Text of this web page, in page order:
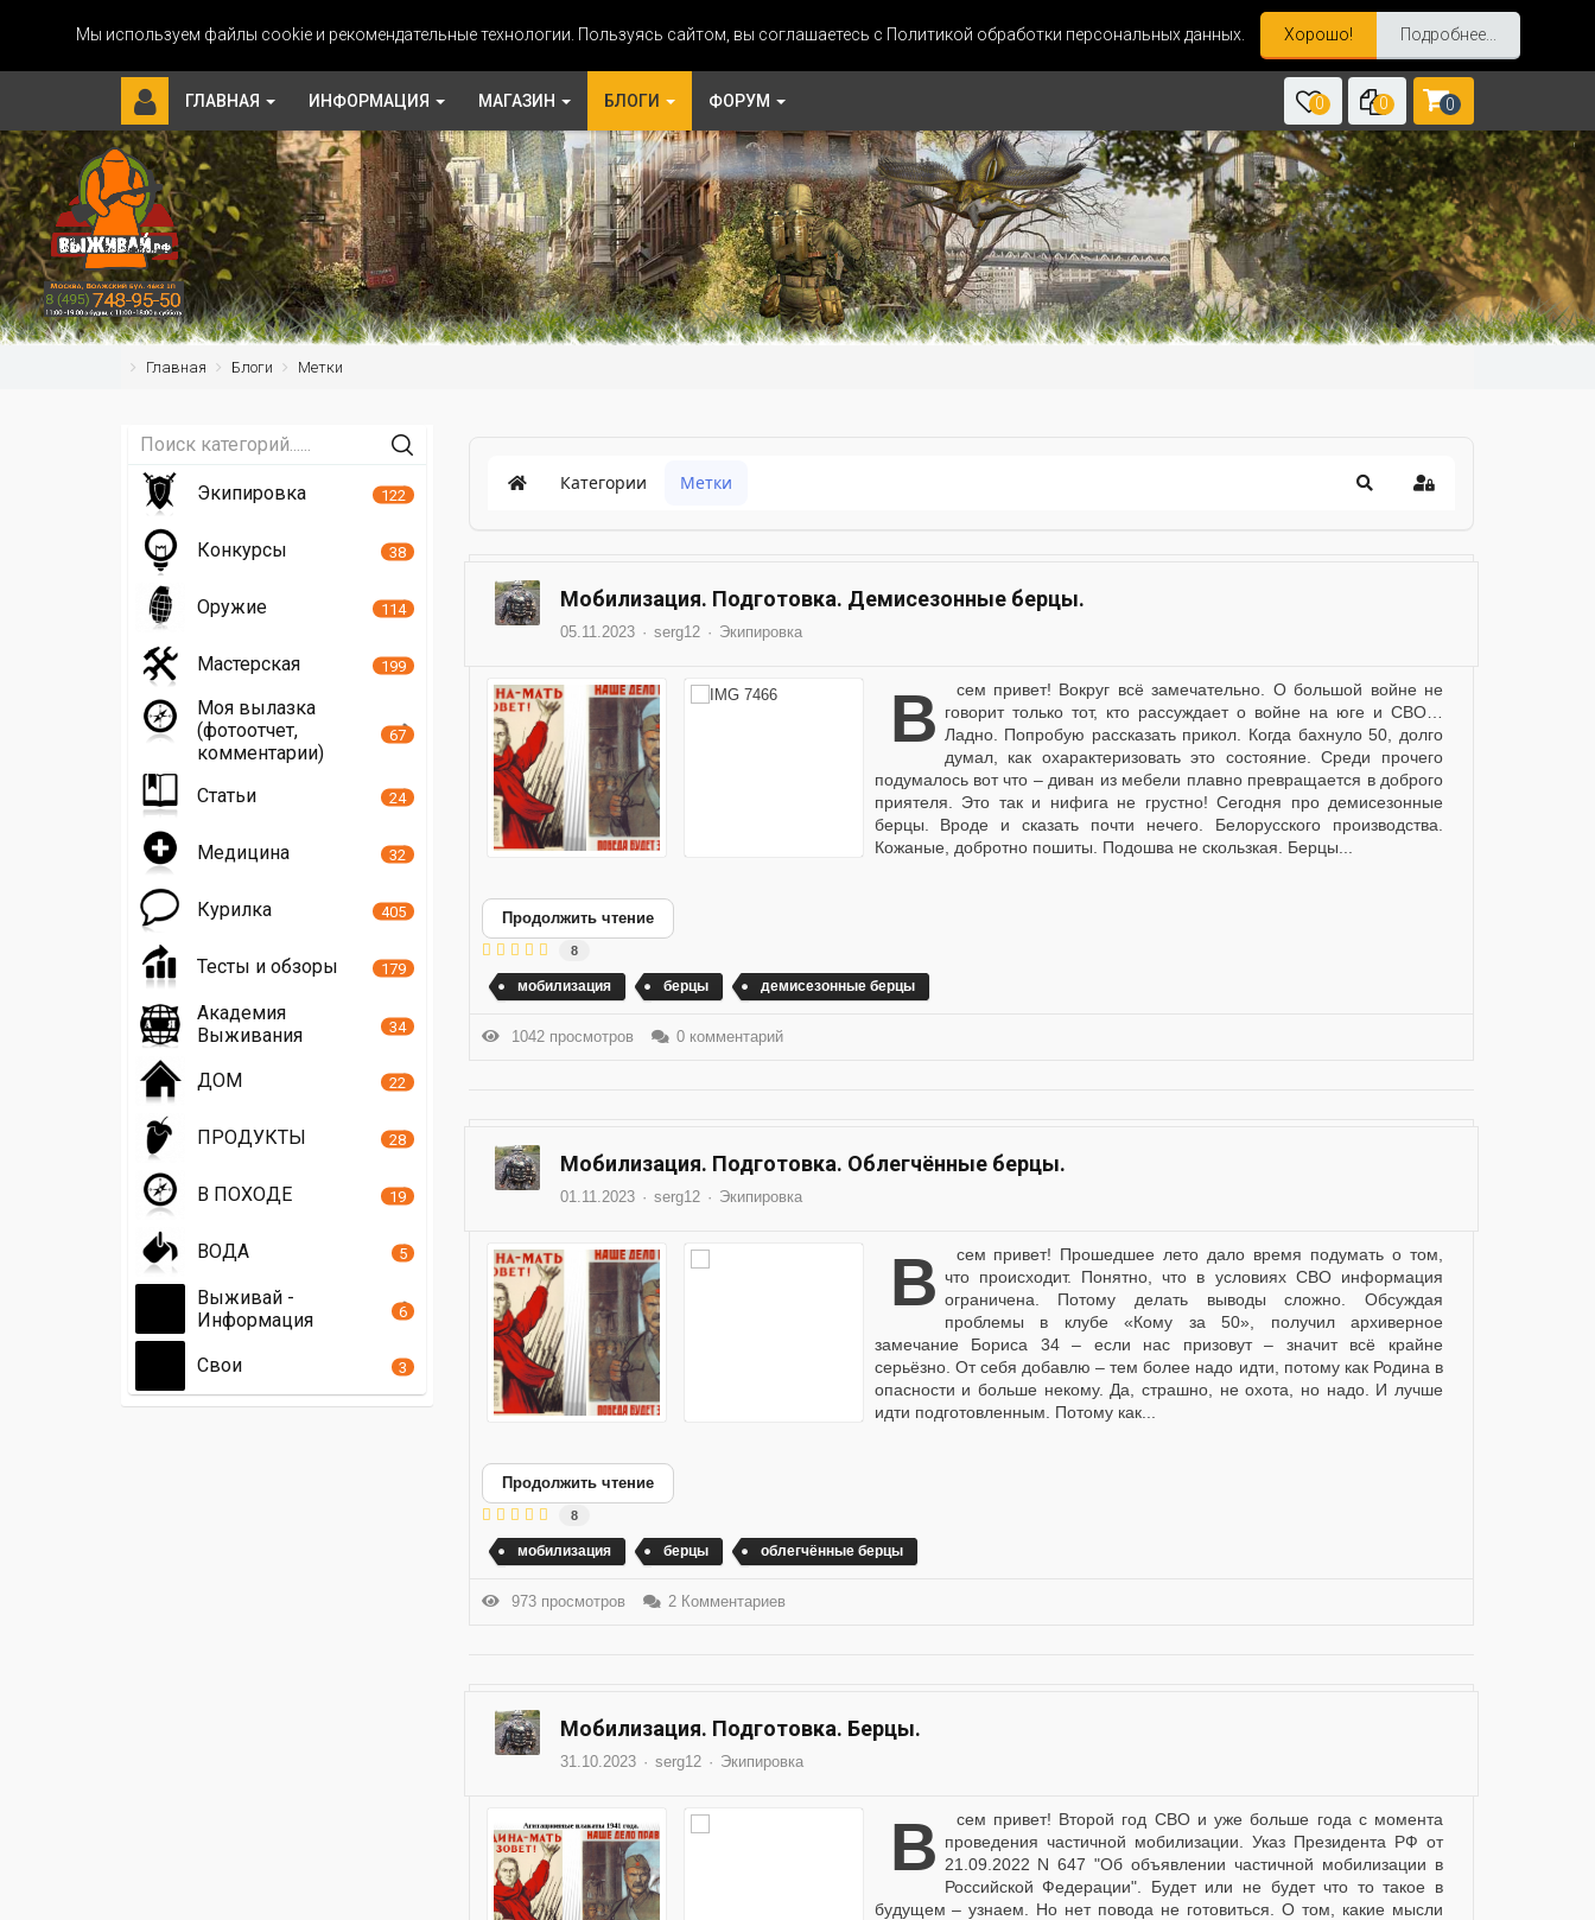
Мы используем файлы cookie и рекомендательные технологии. Пользуясь сайтом, вы соглашаетесь с Политикой обработки персональных данных. Хорошо! Подробнее...
ГЛАВНАЯ ИНФОРМАЦИЯ МАГАЗИН БЛОГИ ФОРУМ 0 0 0
Главная Блоги Метки
Категории Метки
Мобилизация. Подготовка. Демисезонные берцы.
05.11.2023 serg12 Экипировка
Всем привет! Вокруг всё замечательно. О большой войне не говорит только тот, кто рассуждает о войне на юге и СВО…
Ладно. Попробую рассказать прикол. Когда бахнуло 50, долго
думал, как охарактеризовать это состояние. Среди прочего
подумалось вот что – диван из мебели плавно превращается в доброго
приятеля. Это так и нифига не грустно! Сегодня про демисезонные
берцы. Вроде и сказать почти нечего. Белорусского производства.
Кожаные, добротно пошиты. Подошва не скользкая. Берцы...
Продолжить чтение
8
мобилизация берцы демисезонные берцы
1042 просмотров 0 комментарий
Мобилизация. Подготовка. Облегчённые берцы.
01.11.2023 serg12 Экипировка
Всем привет! Прошедшее лето дало время подумать о том, что происходит. Понятно, что в условиях СВО информация
ограничена. Потому делать выводы сложно. Обсуждая
проблемы в клубе «Кому за 50», получил архиверное
замечание Бориса 34 – если нас призовут – значит всё крайне
серьёзно. От себя добавлю – тем более надо идти, потому как Родина в
опасности и больше некому. Да, страшно, не охота, но надо. И лучше
идти подготовленным. Потому как...
Продолжить чтение
8
мобилизация берцы облегчённые берцы
973 просмотров 2 Комментариев
Мобилизация. Подготовка. Берцы.
31.10.2023 serg12 Экипировка
Всем привет! Второй год СВО и уже больше года с момента проведения частичной мобилизации. Указ Президента РФ от
21.09.2022 N 647 "Об объявлении частичной мобилизации в
Российской Федерации". Будет или не будет что то такое в
будущем – узнаем. Но нет повода не готовиться. О том, какие мысли
Экипировка 122
Конкурсы 38
Оружие 114
Мастерская 199
Моя вылазка
(фотоотчет,
комментарии)
67
Статьи 24
Медицина 32
Курилка 405
Тесты и обзоры 179
Академия
Выживания
34
ДОМ 22
ПРОДУКТЫ 28
В ПОХОДЕ 19
ВОДА 5
Выживай -
Информация
6
Свои 3